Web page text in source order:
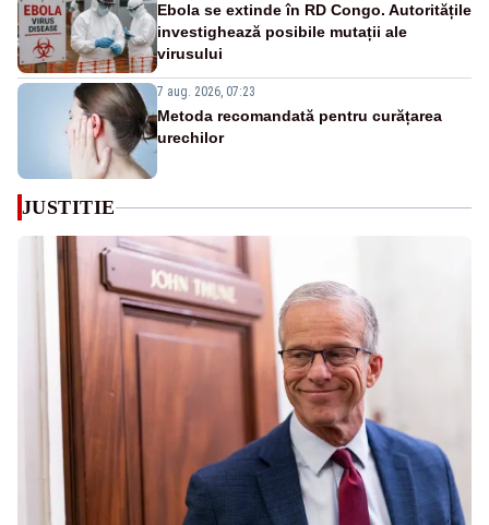
Ebola se extinde în RD Congo. Autoritățile
investighează posibile mutații ale
virusului
7 aug. 2026, 07:23
Metoda recomandată pentru curățarea
urechilor
JUSTITIE